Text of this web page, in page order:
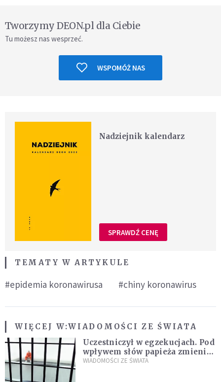
Tworzymy DEON.pl dla Ciebie
Tu możesz nas wesprzeć.
WSPOMÓŻ NAS
Nadziejnik kalendarz
SPRAWDŹ CENĘ
TEMATY W ARTYKULE
#epidemia koronawirusa #chiny koronawirus
WIĘCEJ W:WIADOMOŚCI ZE ŚWIATA
Uczestniczył w egzekucjach. Pod
wpływem słów papieża zmienił
zdanie
WIADOMOŚCI ZE ŚWIATA